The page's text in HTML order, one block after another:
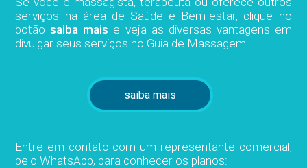
serviços na área de Saúde e Bem-estar, clique no
botãosaiba mais e veja as diversas vantagens em
divulgar seus serviços no Guia de Massagem.
saiba mais
Entre em contato com um representante comercial,
pelo WhatsApp, para conhecer os planos: